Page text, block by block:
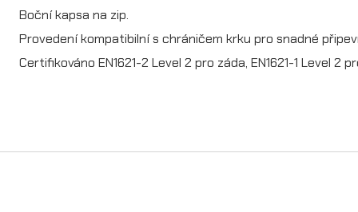
Boční kapsa na zip.
Provedení kompatibilní s chráničem krku pro snadné
Certifikováno EN1621-2 Level 2 pro záda, EN1621-1 Level 2